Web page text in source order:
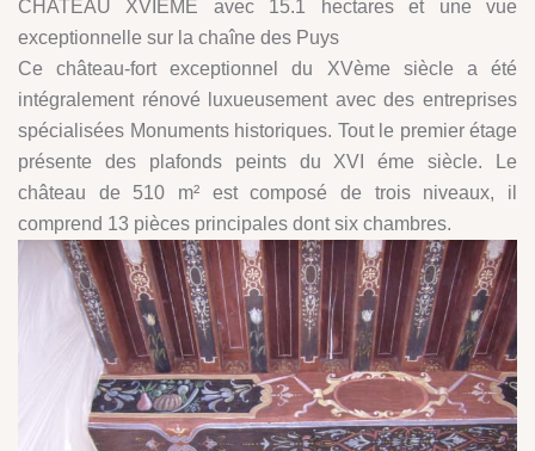
CHATEAU XVIEME avec 15.1 hectares et une vue
exceptionnelle sur la chaîne des Puys
Ce château-fort exceptionnel du XVème siècle a été
intégralement rénové luxueusement avec des entreprises
spécialisées Monuments historiques. Tout le premier étage
présente des plafonds peints du XVI éme siècle. Le
château de 510 m² est composé de trois niveaux, il
comprend 13 pièces principales dont six chambres.